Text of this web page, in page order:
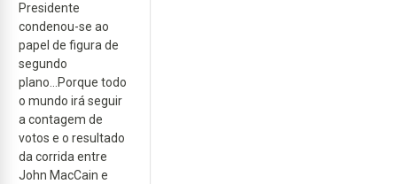
Presidente
condenou-se ao
papel de figura de
segundo
plano...Porque todo
o mundo irá seguir
a contagem de
votos e o resultado
da corrida entre
John MacCain e